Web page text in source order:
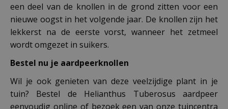
een deel van de knollen in de grond zitten voor een
nieuwe oogst in het volgende jaar. De knollen zijn het
lekkerst na de eerste vorst, wanneer het zetmeel
wordt omgezet in suikers.
Bestel nu je aardpeerknollen
Wil je ook genieten van deze veelzijdige plant in je
tuin? Bestel de Helianthus Tuberosus aardpeer
eenvoudig online of bezoek een van onze tuincentra